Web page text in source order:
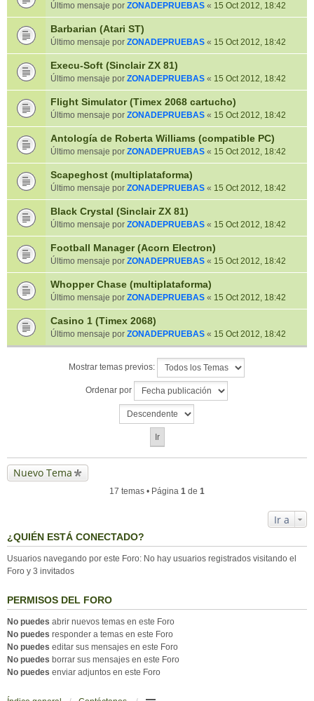
Último mensaje por ZONADEPRUEBAS « 15 Oct 2012, 18:42
Barbarian (Atari ST)
Último mensaje por ZONADEPRUEBAS « 15 Oct 2012, 18:42
Execu-Soft (Sinclair ZX 81)
Último mensaje por ZONADEPRUEBAS « 15 Oct 2012, 18:42
Flight Simulator (Timex 2068 cartucho)
Último mensaje por ZONADEPRUEBAS « 15 Oct 2012, 18:42
Antología de Roberta Williams (compatible PC)
Último mensaje por ZONADEPRUEBAS « 15 Oct 2012, 18:42
Scapeghost (multiplataforma)
Último mensaje por ZONADEPRUEBAS « 15 Oct 2012, 18:42
Black Crystal (Sinclair ZX 81)
Último mensaje por ZONADEPRUEBAS « 15 Oct 2012, 18:42
Football Manager (Acorn Electron)
Último mensaje por ZONADEPRUEBAS « 15 Oct 2012, 18:42
Whopper Chase (multiplataforma)
Último mensaje por ZONADEPRUEBAS « 15 Oct 2012, 18:42
Casino 1 (Timex 2068)
Último mensaje por ZONADEPRUEBAS « 15 Oct 2012, 18:42
Mostrar temas previos:
Ordenar por
Nuevo Tema
17 temas • Página 1 de 1
Ir a
¿QUIÉN ESTÁ CONECTADO?
Usuarios navegando por este Foro: No hay usuarios registrados visitando el
Foro y 3 invitados
PERMISOS DEL FORO
No puedes abrir nuevos temas en este Foro
No puedes responder a temas en este Foro
No puedes editar sus mensajes en este Foro
No puedes borrar sus mensajes en este Foro
No puedes enviar adjuntos en este Foro